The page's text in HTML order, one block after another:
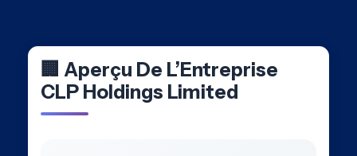
🏢 Aperçu De L’Entreprise
CLP Holdings Limited